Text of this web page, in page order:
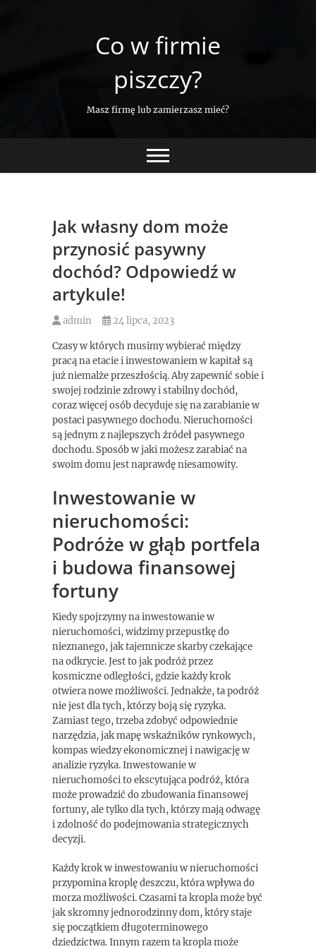
Co w firmie
piszczy?
Masz firmę lub zamierzasz mieć?
Jak własny dom może
przynosić pasywny
dochód? Odpowiedź w
artykule!
admin 24 lipca, 2023
Czasy w których musimy wybierać między
pracą na etacie i inwestowaniem w kapitał są
już niemalże przeszłością. Aby zapewnić sobie i
swojej rodzinie zdrowy i stabilny dochód,
coraz więcej osób decyduje się na zarabianie w
postaci pasywnego dochodu. Nieruchomości
są jednym z najlepszych źródeł pasywnego
dochodu. Sposób w jaki możesz zarabiać na
swoim domu jest naprawdę niesamowity.
Inwestowanie w
nieruchomości:
Podróże w głąb portfela
i budowa finansowej
fortuny
Kiedy spojrzymy na inwestowanie w
nieruchomości, widzimy przepustkę do
nieznanego, jak tajemnicze skarby czekające
na odkrycie. Jest to jak podróż przez
kosmiczne odległości, gdzie każdy krok
otwiera nowe możliwości. Jednakże, ta podróż
nie jest dla tych, którzy boją się ryzyka.
Zamiast tego, trzeba zdobyć odpowiednie
narzędzia, jak mapę wskaźników rynkowych,
kompas wiedzy ekonomicznej i nawigację w
analizie ryzyka. Inwestowanie w
nieruchomości to ekscytująca podróż, która
może prowadzić do zbudowania finansowej
fortuny, ale tylko dla tych, którzy mają odwagę
i zdolność do podejmowania strategicznych
decyzji.
Każdy krok w inwestowaniu w nieruchomości
przypomina kroplę deszczu, która wpływa do
morza możliwości. Czasami ta kropla może być
jak skromny jednorodzinny dom, który staje
się początkiem długoterminowego
dziedzictwa. Innym razem ta kropla może